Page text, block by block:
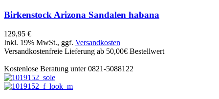
BirkenstockArizona Sandalen habana
129,95 €
Inkl. 19% MwSt., ggf. Versandkosten
Versandkostenfreie Lieferung ab 50,00€ Bestellwert
Kostenlose Beratung unter 0821-5088122